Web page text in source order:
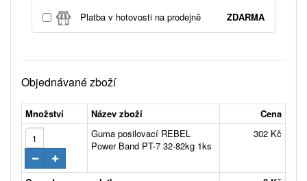
Platba v hotovosti na prodejně ZDARMA
Objednávané zboží
Množství Název zboží
Cena
Guma posilovací REBEL
Power Band PT-7 32-82kg 1ks
302 Kč